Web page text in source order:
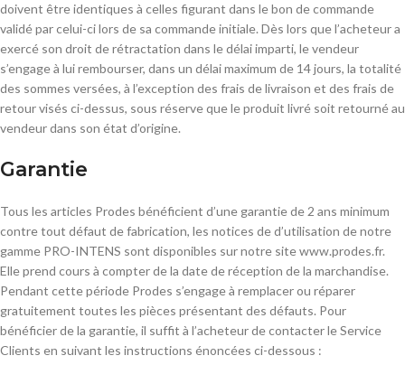
doivent être identiques à celles figurant dans le bon de commande
validé par celui-ci lors de sa commande initiale. Dès lors que l’acheteur a
exercé son droit de rétractation dans le délai imparti, le vendeur
s’engage à lui rembourser, dans un délai maximum de 14 jours, la totalité
des sommes versées, à l’exception des frais de livraison et des frais de
retour visés ci-dessus, sous réserve que le produit livré soit retourné au
vendeur dans son état d’origine.
Garantie
Tous les articles Prodes bénéficient d’une garantie de 2 ans minimum
contre tout défaut de fabrication, les notices de d’utilisation de notre
gamme PRO-INTENS sont disponibles sur notre site www.prodes.fr.
Elle prend cours à compter de la date de réception de la marchandise.
Pendant cette période Prodes s’engage à remplacer ou réparer
gratuitement toutes les pièces présentant des défauts. Pour
bénéficier de la garantie, il suffit à l’acheteur de contacter le Service
Clients en suivant les instructions énoncées ci-dessous :